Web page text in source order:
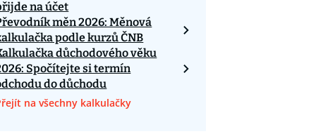
na účet
měn 2026: Měnová
podle kurzů ČNB
důchodového věku
Spočítejte si termín
do důchodu
na všechny kalkulačky